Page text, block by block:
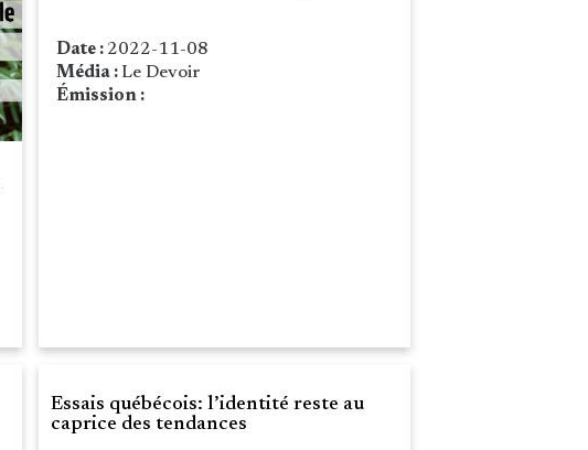
Date : 2022-11-08
Média : Le Devoir
Émission :
Essais québécois: l’identité reste au
caprice des tendances